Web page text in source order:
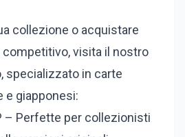
collezione o acquistare
visita il nostro
specializzato in carte
e giapponesi:
– Perfette per collezionisti